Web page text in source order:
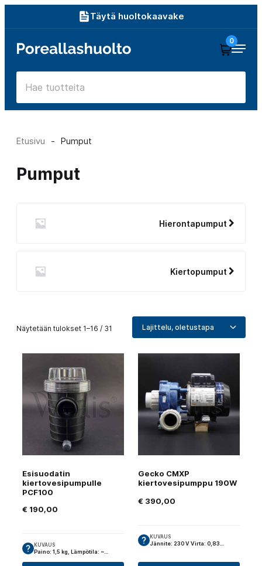
sisältöön
Täytä huoltokaavake
Poreallashuolto
0
Etusivu - Pumput
Pumput
Hierontapumput
Kiertopumput
Näytetään tulokset 1–16 / 31
Esisuodatin
kiertovesipumpulle
PCF100
€ 190,00
KUVAUS
Paino: 1,5 kg, Lämpötila: ~…
Gecko CMXP
kiertovesipumppu 190W
€ 390,00
KUVAUS
Jännite: 230 V Virta: 0,83…